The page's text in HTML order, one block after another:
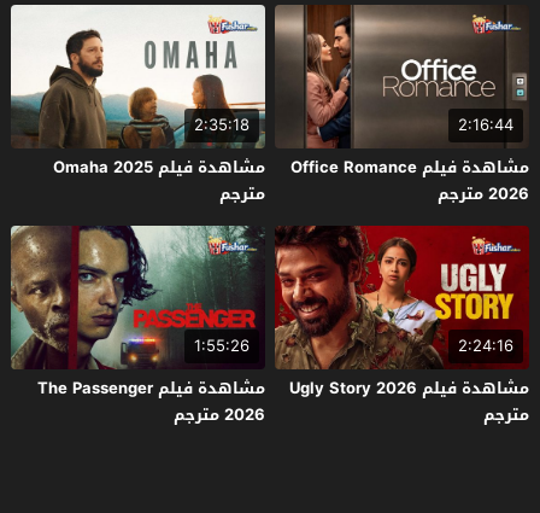
2:16:44
مشاهدة فيلم Office Romance
2026 مترجم
2:35:18
مشاهدة فيلم Omaha 2025
مترجم
2:24:16
مشاهدة فيلم Ugly Story 2026
مترجم
1:55:26
مشاهدة فيلم The Passenger
2026 مترجم